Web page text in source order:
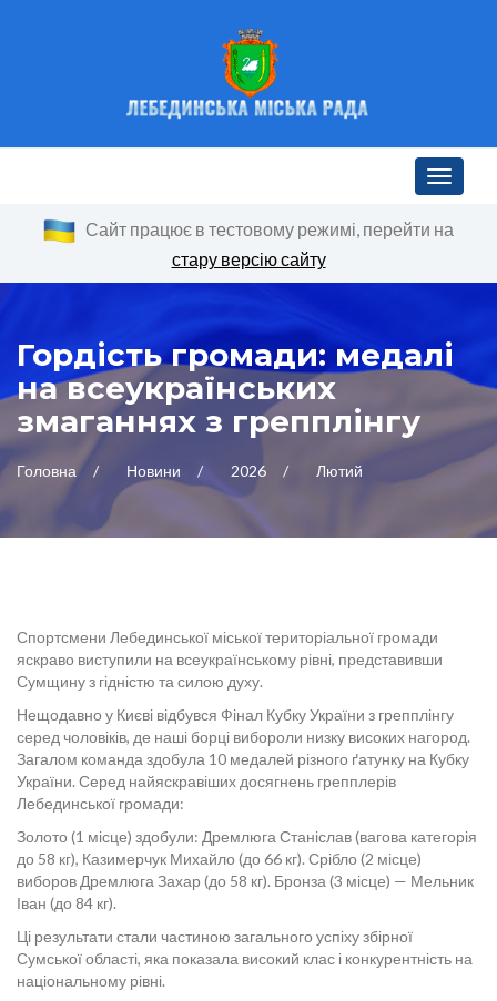
Toggle
Сайт працює в тестовому режимі, перейти на
стару версію сайту
Гордість громади: медалі
на всеукраїнських
змаганнях з грепплінгу
Головна Новини 2026 Лютий
Спортсмени Лебединської міської територіальної громади
яскраво виступили на всеукраїнському рівні, представивши
Сумщину з гідністю та силою духу.
Нещодавно у Києві відбувся Фінал Кубку України з грепплінгу
серед чоловіків, де наші борці вибороли низку високих нагород.
Загалом команда здобула 10 медалей різного ґатунку на Кубку
України. Серед найяскравіших досягнень грепплерів
Лебединської громади:
Золото (1 місце) здобули: Дремлюга Станіслав (вагова категорія
до 58 кг), Казимерчук Михайло (до 66 кг). Срібло (2 місце)
виборов Дремлюга Захар (до 58 кг). Бронза (3 місце) — Мельник
Іван (до 84 кг).
Ці результати стали частиною загального успіху збірної
Сумської області, яка показала високий клас і конкурентність на
національному рівні.